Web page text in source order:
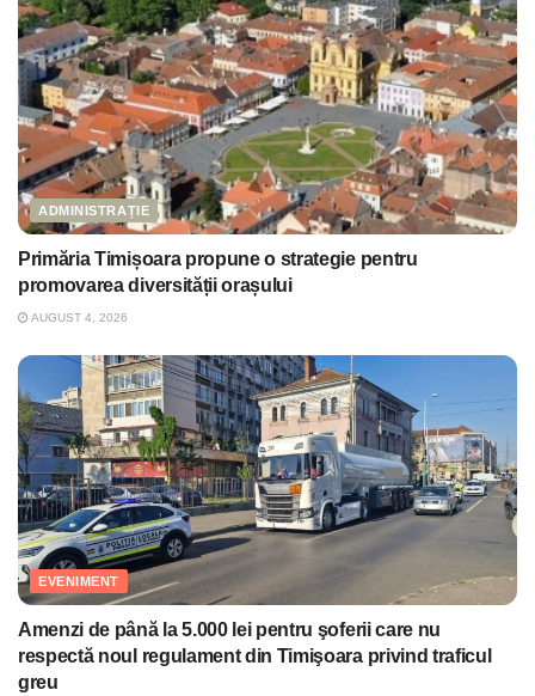
ADMINISTRAȚIE
Primăria Timișoara propune o strategie pentru
promovarea diversității orașului
AUGUST 4, 2026
EVENIMENT
Amenzi de până la 5.000 lei pentru şoferii care nu
respectă noul regulament din Timişoara privind traficul
greu